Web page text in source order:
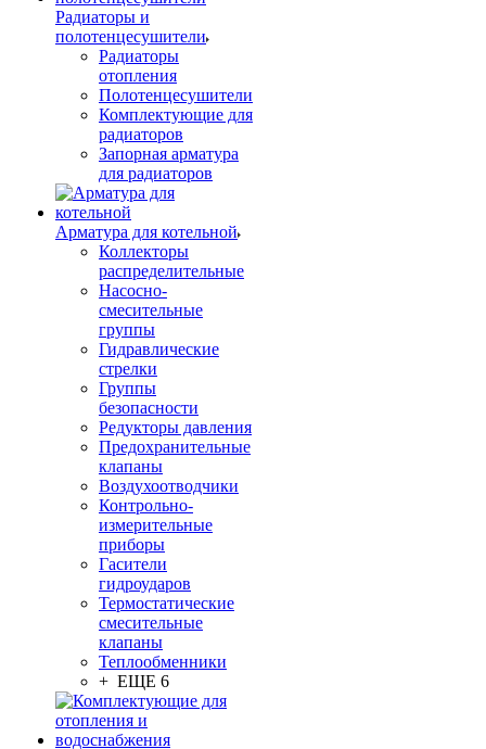
Радиаторы и
полотенцесушители
Радиаторы
отопления
Полотенцесушители
Комплектующие для
радиаторов
Запорная арматура
для радиаторов
Арматура для котельной
Коллекторы
распределительные
Насосно-
смесительные
группы
Гидравлические
стрелки
Группы
безопасности
Редукторы давления
Предохранительные
клапаны
Воздухоотводчики
Контрольно-
измерительные
приборы
Гасители
гидроударов
Термостатические
смесительные
клапаны
Теплообменники
+ ЕЩЕ 6